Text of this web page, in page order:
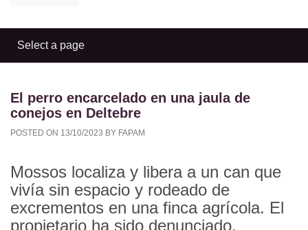
El perro encarcelado en una jaula de
conejos en Deltebre
POSTED ON 13/10/2023 BY FAPAM
Mossos localiza y libera a un can que
vivía sin espacio y rodeado de
excrementos en una finca agrícola. El
propietario ha sido denunciado.